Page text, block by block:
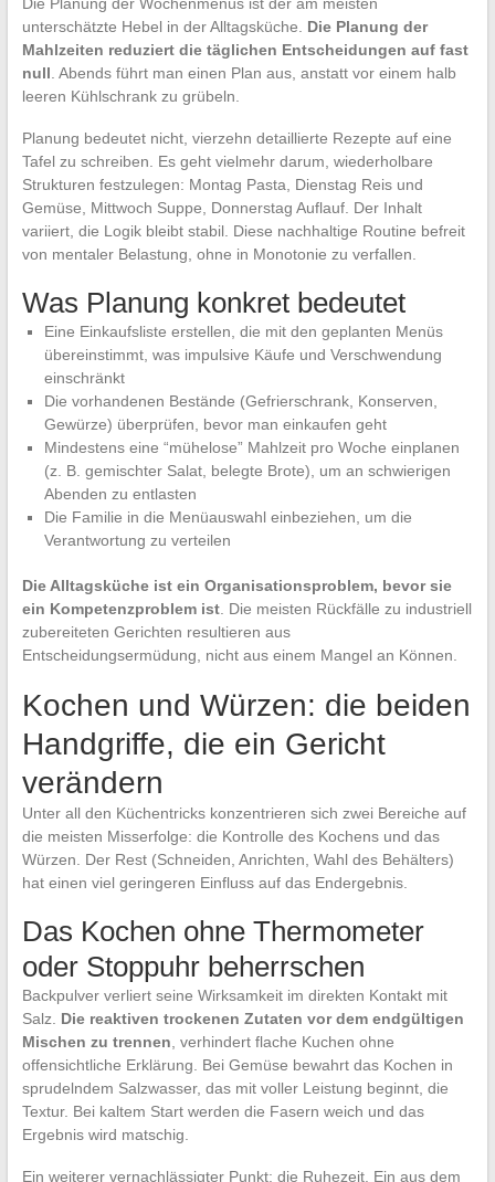
Die Planung der Wochenmenüs ist der am meisten
unterschätzte Hebel in der Alltagsküche. Die Planung der
Mahlzeiten reduziert die täglichen Entscheidungen auf fast
null. Abends führt man einen Plan aus, anstatt vor einem halb
leeren Kühlschrank zu grübeln.
Planung bedeutet nicht, vierzehn detaillierte Rezepte auf eine
Tafel zu schreiben. Es geht vielmehr darum, wiederholbare
Strukturen festzulegen: Montag Pasta, Dienstag Reis und
Gemüse, Mittwoch Suppe, Donnerstag Auflauf. Der Inhalt
variiert, die Logik bleibt stabil. Diese nachhaltige Routine befreit
von mentaler Belastung, ohne in Monotonie zu verfallen.
Was Planung konkret bedeutet
Eine Einkaufsliste erstellen, die mit den geplanten Menüs
übereinstimmt, was impulsive Käufe und Verschwendung
einschränkt
Die vorhandenen Bestände (Gefrierschrank, Konserven,
Gewürze) überprüfen, bevor man einkaufen geht
Mindestens eine “mühelose” Mahlzeit pro Woche einplanen
(z. B. gemischter Salat, belegte Brote), um an schwierigen
Abenden zu entlasten
Die Familie in die Menüauswahl einbeziehen, um die
Verantwortung zu verteilen
Die Alltagsküche ist ein Organisationsproblem, bevor sie
ein Kompetenzproblem ist. Die meisten Rückfälle zu industriell
zubereiteten Gerichten resultieren aus
Entscheidungsermüdung, nicht aus einem Mangel an Können.
Kochen und Würzen: die beiden
Handgriffe, die ein Gericht
verändern
Unter all den Küchentricks konzentrieren sich zwei Bereiche auf
die meisten Misserfolge: die Kontrolle des Kochens und das
Würzen. Der Rest (Schneiden, Anrichten, Wahl des Behälters)
hat einen viel geringeren Einfluss auf das Endergebnis.
Das Kochen ohne Thermometer
oder Stoppuhr beherrschen
Backpulver verliert seine Wirksamkeit im direkten Kontakt mit
Salz. Die reaktiven trockenen Zutaten vor dem endgültigen
Mischen zu trennen, verhindert flache Kuchen ohne
offensichtliche Erklärung. Bei Gemüse bewahrt das Kochen in
sprudelndem Salzwasser, das mit voller Leistung beginnt, die
Textur. Bei kaltem Start werden die Fasern weich und das
Ergebnis wird matschig.
Ein weiterer vernachlässigter Punkt: die Ruhezeit. Ein aus dem